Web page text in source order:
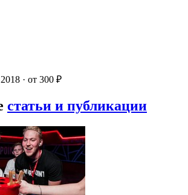
· от 300 ₽
статьи и публикации